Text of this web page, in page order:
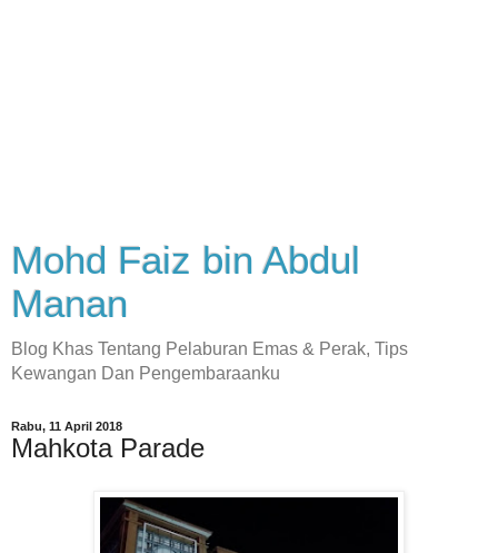
Mohd Faiz bin Abdul
Manan
Blog Khas Tentang Pelaburan Emas & Perak, Tips
Kewangan Dan Pengembaraanku
Rabu, 11 April 2018
Mahkota Parade